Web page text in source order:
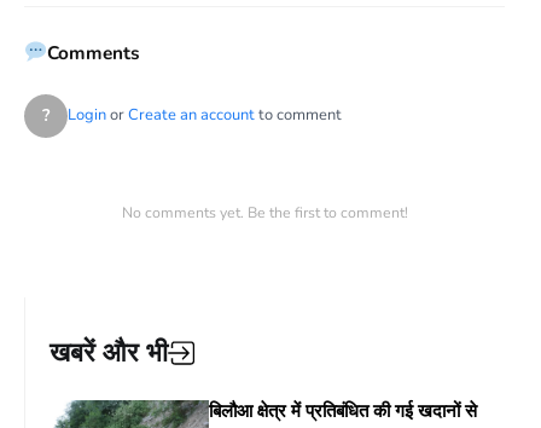
Comments
? LoginorCreate an accountto comment
No comments yet. Be the first to comment!
खबरें और भी
बिलौआ क्षेत्र में प्रतिबंधित की गई खदानों से